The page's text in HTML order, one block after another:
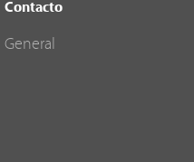
Contacto
General